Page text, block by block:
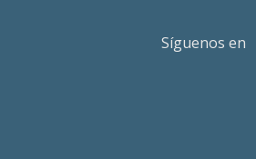
Síguenos en